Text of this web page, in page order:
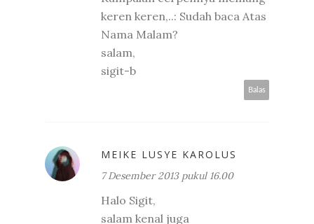
keren keren,..: Sudah baca Atas
Nama Malam?
salam,
sigit-b
Balas
MEIKE LUSYE KAROLUS
7 Desember 2013 pukul 16.00
Halo Sigit,
salam kenal juga